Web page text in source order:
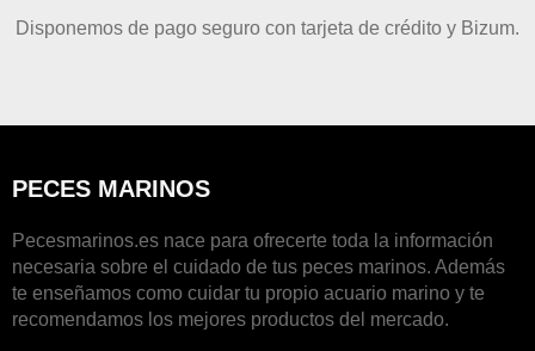
Disponemos de pago seguro con tarjeta de crédito y Bizum.
PECES MARINOS
Pecesmarinos.es nace para ofrecerte toda la información
necesaria sobre el cuidado de tus peces marinos. Además
te enseñamos como cuidar tu propio acuario marino y te
recomendamos los mejores productos del mercado.